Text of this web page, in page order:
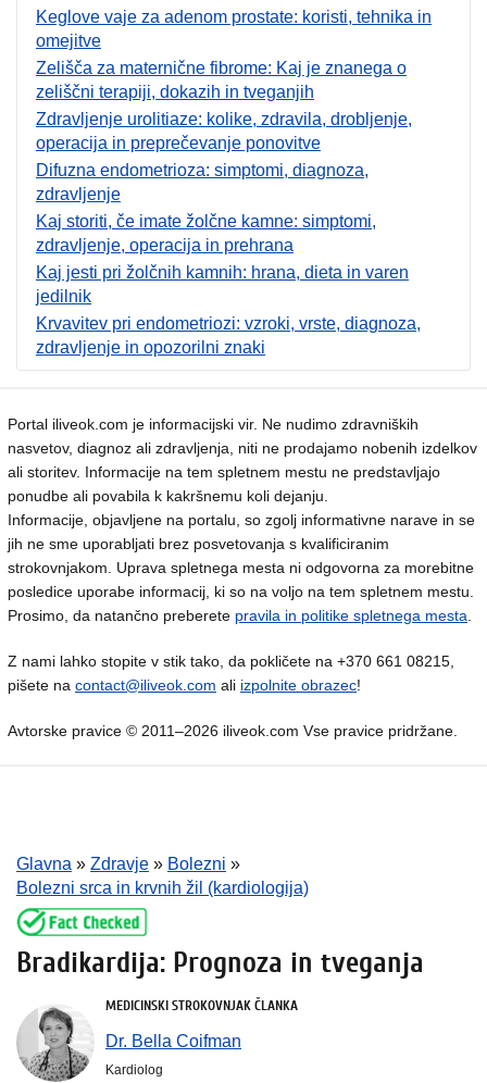
Keglove vaje za adenom prostate: koristi, tehnika in
omejitve
Zelišča za maternične fibrome: Kaj je znanega o
zeliščni terapiji, dokazih in tveganjih
Zdravljenje urolitiaze: kolike, zdravila, drobljenje,
operacija in preprečevanje ponovitve
Difuzna endometrioza: simptomi, diagnoza,
zdravljenje
Kaj storiti, če imate žolčne kamne: simptomi,
zdravljenje, operacija in prehrana
Kaj jesti pri žolčnih kamnih: hrana, dieta in varen
jedilnik
Krvavitev pri endometriozi: vzroki, vrste, diagnoza,
zdravljenje in opozorilni znaki
Portal iliveok.com je informacijski vir. Ne nudimo zdravniških
nasvetov, diagnoz ali zdravljenja, niti ne prodajamo nobenih izdelkov
ali storitev. Informacije na tem spletnem mestu ne predstavljajo
ponudbe ali povabila k kakršnemu koli dejanju.
Informacije, objavljene na portalu, so zgolj informativne narave in se
jih ne sme uporabljati brez posvetovanja s kvalificiranim
strokovnjakom. Uprava spletnega mesta ni odgovorna za morebitne
posledice uporabe informacij, ki so na voljo na tem spletnem mestu.
Prosimo, da natančno preberete pravila in politike spletnega mesta
Z nami lahko stopite v stik tako, da pokličete na +370 661 08215,
pišete na contact@iliveok.com ali izpolnite obrazec!
Avtorske pravice © 2011–2026 iliveok.com Vse pravice pridržane.
Glavna » Zdravje » Bolezni »
Bolezni srca in krvnih žil (kardiologija)
Bradikardija: Prognoza in tveganja
MEDICINSKI STROKOVNJAK ČLANKA
Dr. Bella Coifman
Kardiolog